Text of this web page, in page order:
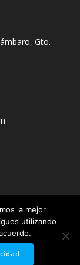
Gto.
y el
la mejor
utilizando